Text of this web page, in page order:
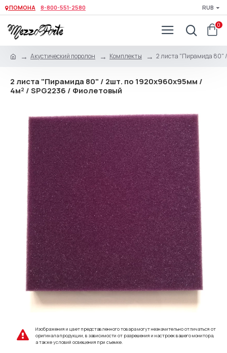
ПОМОНА 8-800-551-2580 RUB
0
Акустический поролон Комплекты 2 листа "Пирамида 80"
2 листа "Пирамида 80" / 2шт. по 1920х960х95мм /
4м² / SPG2236 / Фиолетовый
Изображения и цвет представленного товара могут незначительно отличаться от
оригинала продукции, в зависимости от разрешения и настроек вашего монитора,
а также условий освещения при съемке.